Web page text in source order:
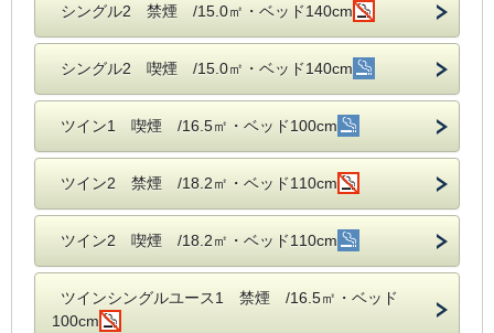
シングル2 禁煙 /15.0㎡・ベッド140cm
シングル2 喫煙 /15.0㎡・ベッド140cm
ツイン1 喫煙 /16.5㎡・ベッド100cm
ツイン2 禁煙 /18.2㎡・ベッド110cm
ツイン2 喫煙 /18.2㎡・ベッド110cm
ツインシングルユース1 禁煙 /16.5㎡・ベッド
100cm